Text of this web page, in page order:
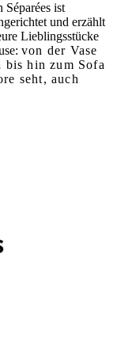
Séparées ist
und erzählt
Lieblingsstücke
von der Vase
bis hin zum Sofa
seht, auch